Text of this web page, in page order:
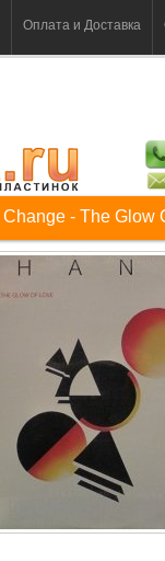
Оплата и Доставка
Change - The Glow